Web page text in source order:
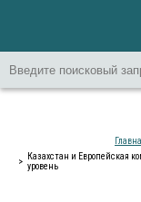
Казахстан и Европейская
уровень